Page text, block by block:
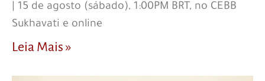
| 15 de agosto (sábado), 1:00PM BRT, no CEBB
Sukhavati e online
Leia Mais »